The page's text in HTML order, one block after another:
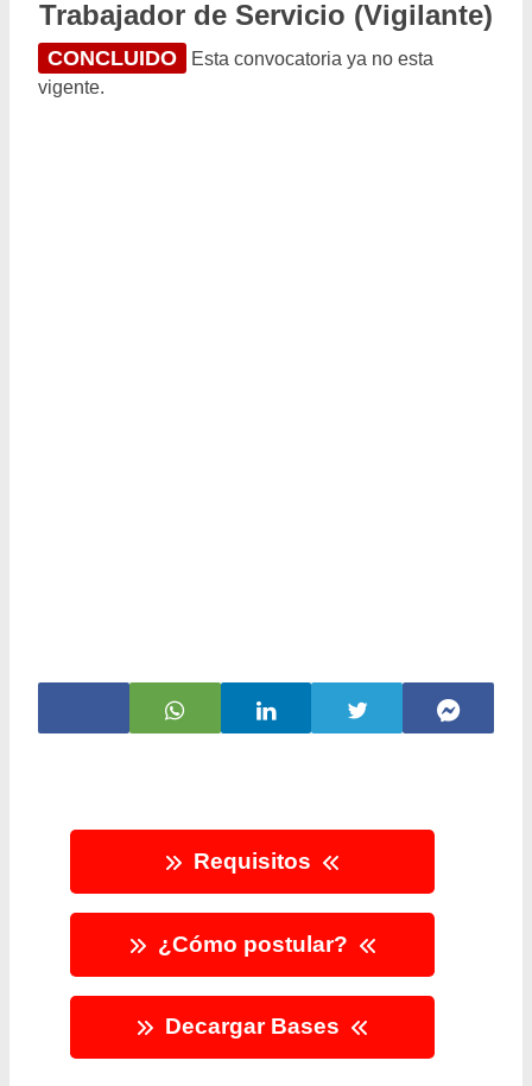
Trabajador de Servicio (Vigilante)
CONCLUIDO
Esta convocatoria ya no esta
vigente.
Requisitos
¿Cómo postular?
Decargar Bases